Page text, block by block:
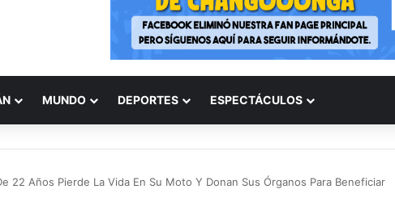
MUNDO DEPORTES ESPECTÁCULOS
22 Años Pierde La Vida En Su Moto Y Donan Sus Órganos Para Beneficiar